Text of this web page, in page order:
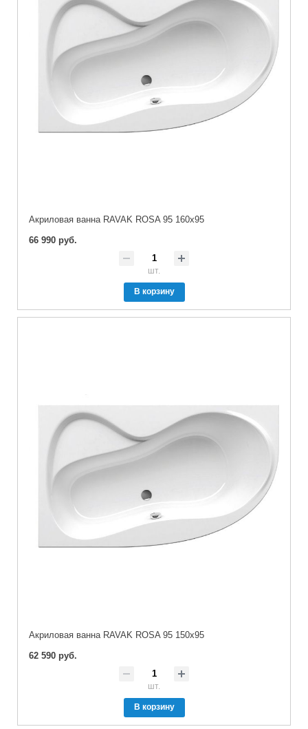
Акриловая ванна RAVAK ROSA 95 160x95
66 990 руб.
шт.
В корзину
Акриловая ванна RAVAK ROSA 95 150x95
62 590 руб.
шт.
В корзину